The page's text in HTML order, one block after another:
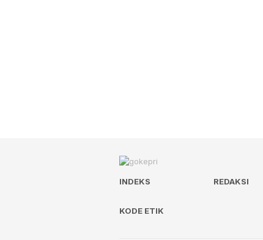
INDEKS REDAKSI
KODE ETIK